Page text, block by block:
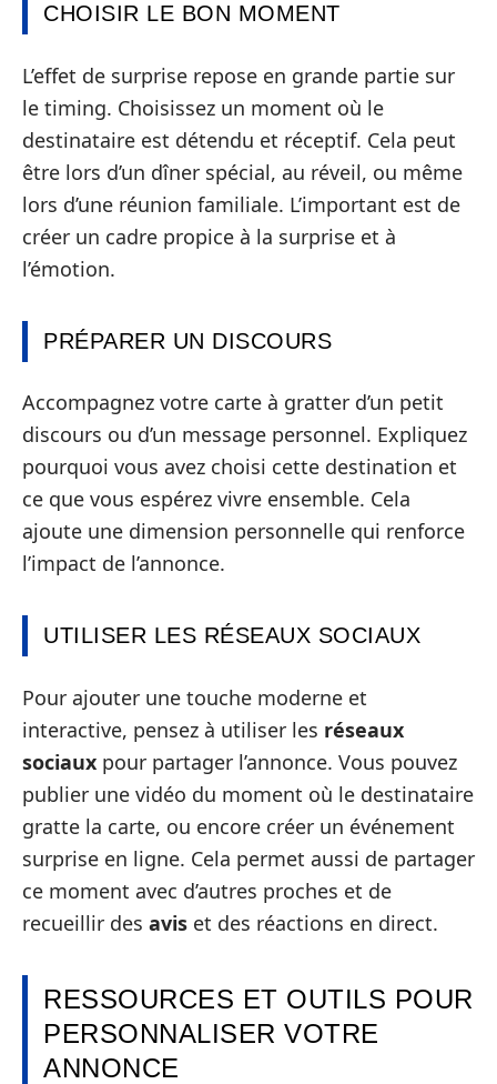
CHOISIR LE BON MOMENT
L’effet de surprise repose en grande partie sur
le timing. Choisissez un moment où le
destinataire est détendu et réceptif. Cela peut
être lors d’un dîner spécial, au réveil, ou même
lors d’une réunion familiale. L’important est de
créer un cadre propice à la surprise et à
l’émotion.
PRÉPARER UN DISCOURS
Accompagnez votre carte à gratter d’un petit
discours ou d’un message personnel. Expliquez
pourquoi vous avez choisi cette destination et
ce que vous espérez vivre ensemble. Cela
ajoute une dimension personnelle qui renforce
l’impact de l’annonce.
UTILISER LES RÉSEAUX SOCIAUX
Pour ajouter une touche moderne et
interactive, pensez à utiliser les réseaux
sociaux pour partager l’annonce. Vous pouvez
publier une vidéo du moment où le destinataire
gratte la carte, ou encore créer un événement
surprise en ligne. Cela permet aussi de partager
ce moment avec d’autres proches et de
recueillir des avis et des réactions en direct.
RESSOURCES ET OUTILS POUR
PERSONNALISER VOTRE
ANNONCE